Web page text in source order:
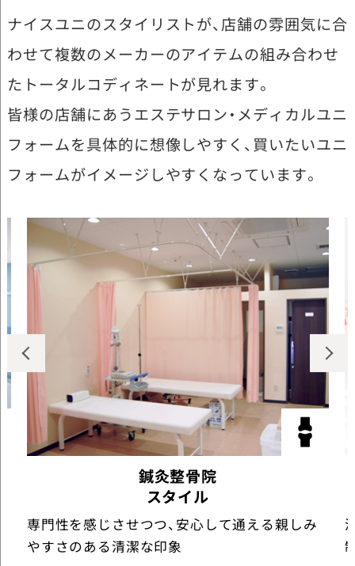
ナイスユニのスタイリストが、店舗の雰囲気に合
わせて複数のメーカーのアイテムの組み合わせ
たトータルコディネートが見れます。
皆様の店舗にあうエステサロン・メディカルユニ
フォームを具体的に想像しやすく、買いたいユニ
フォームがイメージしやすくなっています。
鍼灸整骨院
スタイル
専門性を感じさせつつ、安心して通える親しみ
やすさのある清潔な印象